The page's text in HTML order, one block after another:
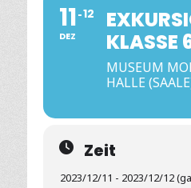
11
DEZ
12
KLASSE
MUSEUM
HALLE
Zeit
2023/12/11 - 2023/12/12